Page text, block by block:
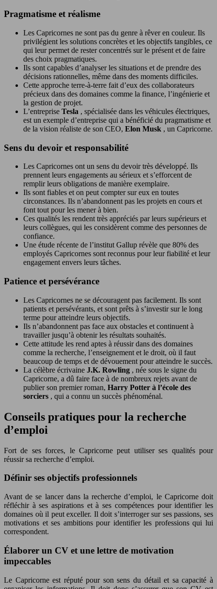
Pragmatisme et réalisme
Les Capricornes ne sont pas du genre à rêver en couleur. Ils
privilégient les solutions concrètes et les objectifs tangibles, ce
qui leur permet de rester concentrés sur le présent et de faire
des choix pragmatiques.
Ils sont capables d’analyser les situations et de prendre des
décisions rationnelles, même dans des moments difficiles.
Cette approche terre-à-terre fait d’eux des collaborateurs
précieux dans des domaines comme la finance, l’ingénierie et
la gestion de projet.
L’entreprise Tesla , spécialisée dans les véhicules électriques,
est un exemple d’entreprise qui a bénéficié du pragmatisme et
de la vision réaliste de son CEO, Elon Musk , un Capricorne.
Sens du devoir et responsabilité
Les Capricornes ont un sens du devoir très développé. Ils
prennent leurs engagements au sérieux et s’efforcent de
remplir leurs obligations de manière exemplaire.
Ils sont fiables et on peut compter sur eux en toutes
circonstances. Ils n’abandonnent pas les projets en cours et
font tout pour les mener à bien.
Ces qualités les rendent très appréciés par leurs supérieurs et
leurs collègues, qui les considèrent comme des personnes de
confiance.
Une étude récente de l’institut Gallup révèle que 80% des
employés Capricornes sont reconnus pour leur fiabilité et leur
engagement envers leurs tâches.
Patience et persévérance
Les Capricornes ne se découragent pas facilement. Ils sont
patients et persévérants, et sont prêts à s’investir sur le long
terme pour atteindre leurs objectifs.
Ils n’abandonnent pas face aux obstacles et continuent à
travailler jusqu’à obtenir les résultats souhaités.
Cette attitude les rend aptes à réussir dans des domaines
comme la recherche, l’enseignement et le droit, où il faut
beaucoup de temps et de dévouement pour atteindre le succès.
La célèbre écrivaine J.K. Rowling , née sous le signe du
Capricorne, a dû faire face à de nombreux rejets avant de
publier son premier roman, Harry Potter à l’école des
sorciers , qui a connu un succès phénoménal.
Conseils pratiques pour la recherche
d’emploi
Fort de ses forces, le Capricorne peut utiliser ses qualités pour
réussir sa recherche d’emploi.
Définir ses objectifs professionnels
Avant de se lancer dans la recherche d’emploi, le Capricorne doit
réfléchir à ses aspirations et à ses compétences pour identifier les
domaines où il peut exceller. Il doit s’interroger sur ses passions, ses
motivations et ses ambitions pour identifier les professions qui lui
correspondent.
Élaborer un CV et une lettre de motivation
impeccables
Le Capricorne est réputé pour son sens du détail et sa capacité à